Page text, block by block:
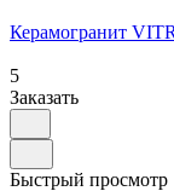
Керамогранит
5
Заказать
Быстрый просмотр